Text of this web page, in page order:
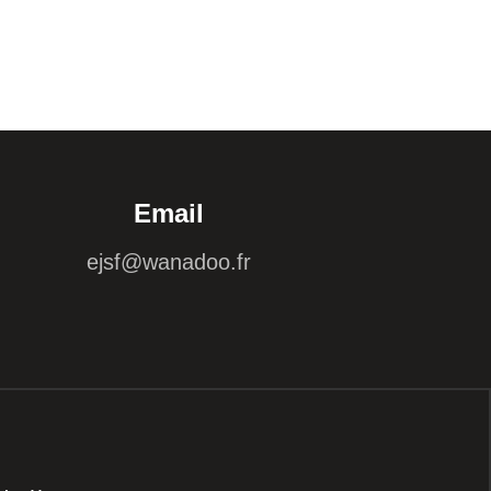
Email
ejsf@wanadoo.fr